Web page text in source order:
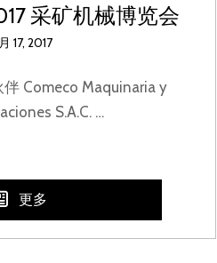
采矿机械博览会
17, 2017
Comeco Maquinaria y
S.A.C. …
更多